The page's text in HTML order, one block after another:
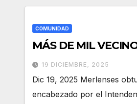
COMUNIDAD
MÁS DE MIL
19 DICIEMBRE, 2025
Dic 19, 2025 Merlenses
encabezado por el